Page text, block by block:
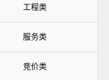
工程类
服务类
竞价类